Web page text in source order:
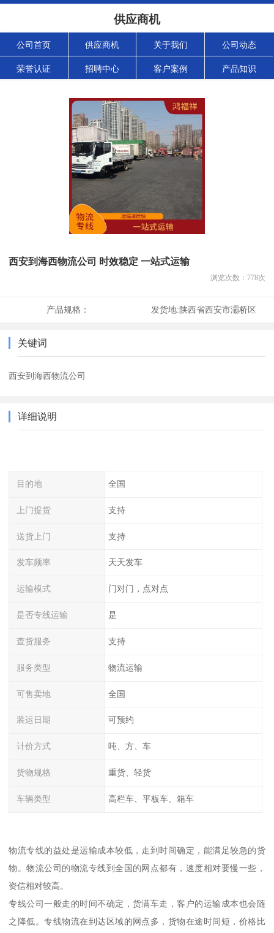
供应商机
公司首页 供应商机 关于我们 公司动态
荣誉认证 招聘中心 客户案例 产品知识
西安到海西物流公司 时效稳定 一站式运输
浏览次数： 778次
产品规格： 发货地:陕西省西安市灞桥区
关键词
西安到海西物流公司
详细说明
目的地 全国
上门提货 支持
送货上门 支持
发车频率 天天发车
运输模式 门对门，点对点
是否专线运输 是
查货服务 支持
服务类型 物流运输
可售卖地 全国
装运日期 可预约
计价方式 吨、方、车
货物规格 重货、轻货
车辆类型 高栏车、平板车、箱车
物流专线的益处是运输成本较低，走到时间确定，能满足较急的货
物。物流公司的物流专线到全国的网点都有，速度相对要慢一些，
资信相对较高。
专线公司一般走的时间不确定，货满车走，客户的运输成本也会随
之降低。专线物流在到达区域的网点多，货物在途时间短，价格比